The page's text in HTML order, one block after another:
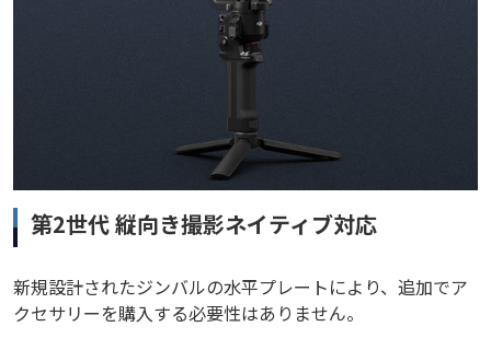
第2世代 縦向き撮影ネイティブ対応
新規設計されたジンバルの水平プレートにより、追加でア
クセサリーを購入する必要性はありません。